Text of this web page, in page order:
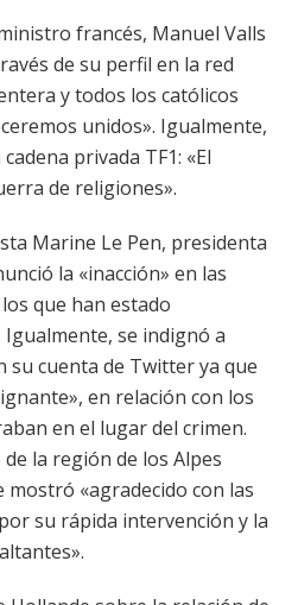
francés, Manuel Valls
de su perfil en la red
y todos los católicos
unidos». Igualmente,
privada TF1: «El
de religiones».
Marine Le Pen, presidenta
la «inacción» en las
que han estado
se indignó a
su cuenta de Twitter ya que
en relación con los
en el lugar del crimen.
la región de los Alpes
mostró «agradecido con las
su rápida intervención y la